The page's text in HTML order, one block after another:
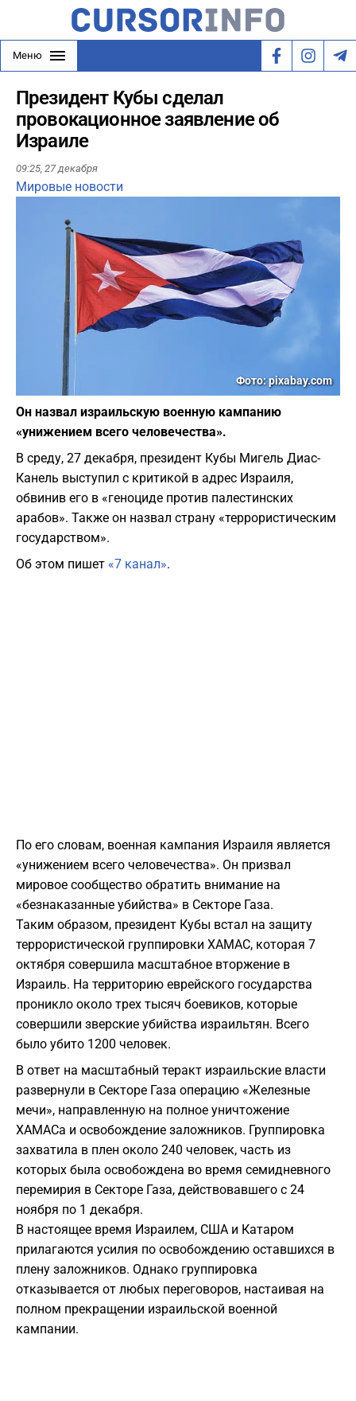
Меню
Президент Кубы сделал
провокационное заявление об
Израиле
09:25, 27 декабря
Мировые новости
Фото: pixabay.com
Он назвал израильскую военную кампанию
«унижением всего человечества».
В среду, 27 декабря, президент Кубы Мигель Диас-
Канель выступил с критикой в адрес Израиля,
обвинив его в «геноциде против палестинских
арабов». Также он назвал страну «террористическим
государством».
Об этом пишет «7 канал».
По его словам, военная кампания Израиля является
«унижением всего человечества». Он призвал
мировое сообщество обратить внимание на
«безнаказанные убийства» в Секторе Газа.
Таким образом, президент Кубы встал на защиту
террористической группировки ХАМАС, которая 7
октября совершила масштабное вторжение в
Израиль. На территорию еврейского государства
проникло около трех тысяч боевиков, которые
совершили зверские убийства израильтян. Всего
было убито 1200 человек.
В ответ на масштабный теракт израильские власти
развернули в Секторе Газа операцию «Железные
мечи», направленную на полное уничтожение
ХАМАСа и освобождение заложников. Группировка
захватила в плен около 240 человек, часть из
которых была освобождена во время семидневного
перемирия в Секторе Газа, действовавшего с 24
ноября по 1 декабря.
В настоящее время Израилем, США и Катаром
прилагаются усилия по освобождению оставшихся в
плену заложников. Однако группировка
отказывается от любых переговоров, настаивая на
полном прекращении израильской военной
кампании.